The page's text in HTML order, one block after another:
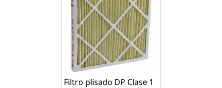
Filtro plisado DP Clase 1